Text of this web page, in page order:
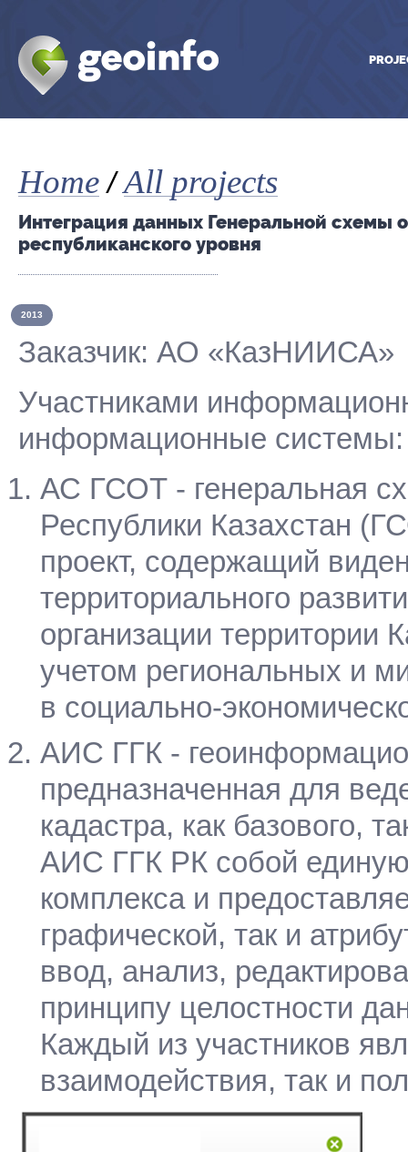
Home / All projects
Интеграция данных Генеральной схемы
республиканского уровня
2013
Заказчик: АО «КазНИИСА»
Участниками
информационные системы:
АС ГСОТ - генеральная
Республики Казахстан
проект, содержащий
территориального
организации территории
учетом региональных и
в социально-
АИС ГГК -
предназначенная для
кадастра, как базового,
АИС ГГК РК собой единую
комплекса и
графической, так и
ввод, анализ,
принципу целостности
Каждый из участников
взаимодействия, так и